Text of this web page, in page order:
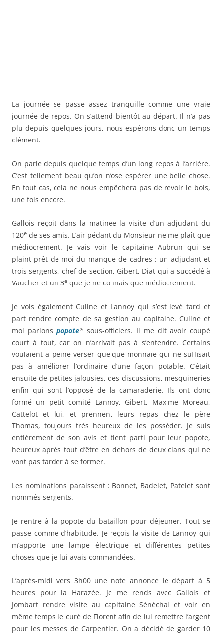
La journée se passe assez tranquille comme une vraie
journée de repos. On s’attend bientôt au départ. Il n’a pas
plu depuis quelques jours, nous espérons donc un temps
clément.
On parle depuis quelque temps d’un long repos à l’arrière.
C’est tellement beau qu’on n’ose espérer une belle chose.
En tout cas, cela ne nous empêchera pas de revoir le bois,
une fois encore.
Gallois reçoit dans la matinée la visite d’un adjudant du
120e de ses amis. L’air pédant du Monsieur ne me plaît que
médiocrement. Je vais voir le capitaine Aubrun qui se
plaint prêt de moi du manque de cadres : un adjudant et
trois sergents, chef de section, Gibert, Diat qui a succédé à
Vaucher et un 3e que je ne connais que médiocrement.
Je vois également Culine et Lannoy qui s’est levé tard et
part rendre compte de sa gestion au capitaine. Culine et
moi parlons popote* sous-officiers. Il me dit avoir coupé
court à tout, car on n’arrivait pas à s’entendre. Certains
voulaient à peine verser quelque monnaie qui ne suffisait
pas à améliorer l’ordinaire d’une façon potable. C’était
ensuite de petites jalousies, des discussions, mesquineries
enfin qui sont l’opposé de la camaraderie. Ils ont donc
formé un petit comité Lannoy, Gibert, Maxime Moreau,
Cattelot et lui, et prennent leurs repas chez le père
Thomas, toujours très heureux de les posséder. Je suis
entièrement de son avis et tient parti pour leur popote,
heureux après tout d’être en dehors de deux clans qui ne
vont pas tarder à se former.
Les nominations paraissent : Bonnet, Badelet, Patelet sont
nommés sergents.
Je rentre à la popote du bataillon pour déjeuner. Tout se
passe comme d’habitude. Je reçois la visite de Lannoy qui
m’apporte une lampe électrique et différentes petites
choses que je lui avais commandées.
L’après-midi vers 3h00 une note annonce le départ à 5
heures pour la Harazée. Je me rends avec Gallois et
Jombart rendre visite au capitaine Sénéchal et voir en
même temps le curé de Florent afin de lui remettre l’argent
pour les messes de Carpentier. On a décidé de garder 10